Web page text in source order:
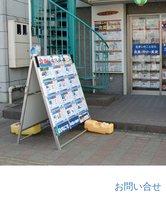
お問い合せ